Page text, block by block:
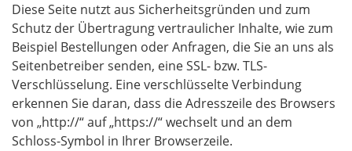
Diese Seite nutzt aus Sicherheitsgründen und zum
Schutz der Übertragung vertraulicher Inhalte, wie zum
Beispiel Bestellungen oder Anfragen, die Sie an uns als
Seitenbetreiber senden, eine SSL- bzw. TLS-
Verschlüsselung. Eine verschlüsselte Verbindung
erkennen Sie daran, dass die Adresszeile des Browsers
von „http://“ auf „https://“ wechselt und an dem
Schloss-Symbol in Ihrer Browserzeile.